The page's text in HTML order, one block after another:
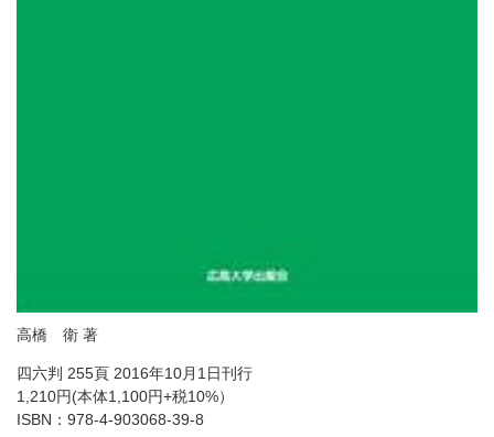
高橋 衛 著
四六判 255頁 2016年10月1日刊行
1,210円(本体1,100円+税10%）
ISBN：978-4-903068-39-8